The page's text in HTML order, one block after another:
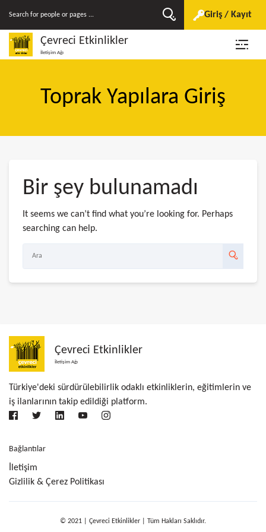
Giriş / Kayıt
Çevreci Etkinlikler
İletişim Ağı
Toprak Yapılara Giriş
Bir şey bulunamadı
It seems we can’t find what you’re looking for. Perhaps
searching can help.
Çevreci Etkinlikler
İletişim Ağı
Türkiye'deki sürdürülebilirlik odaklı etkinliklerin, eğitimlerin ve
iş ilanlarının takip edildiği platform.
Bağlantılar
İletişim
Gizlilik & Çerez Politikası
© 2021 | Çevreci Etkinlikler | Tüm Hakları Saklıdır.